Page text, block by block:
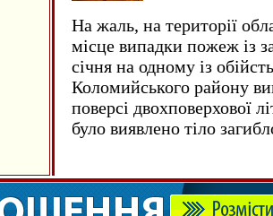
На жаль, на території
місце випадки пожеж із
січня на одному із
Коломийського району
поверсі двохповерхової
було виявлено тіло